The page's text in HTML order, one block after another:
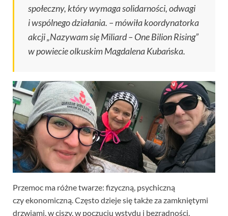
społeczny, który wymaga solidarności, odwagi
i wspólnego działania. – mówiła koordynatorka
akcji„Nazywam się Miliard – One Bilion Rising”
w powiecie olkuskim Magdalena Kubańska.
Przemoc ma różne twarze: fizyczną, psychiczną
czy ekonomiczną. Często dzieje się także za zamkniętymi
drzwiami, w ciszy, w poczuciu wstydu i bezradności.